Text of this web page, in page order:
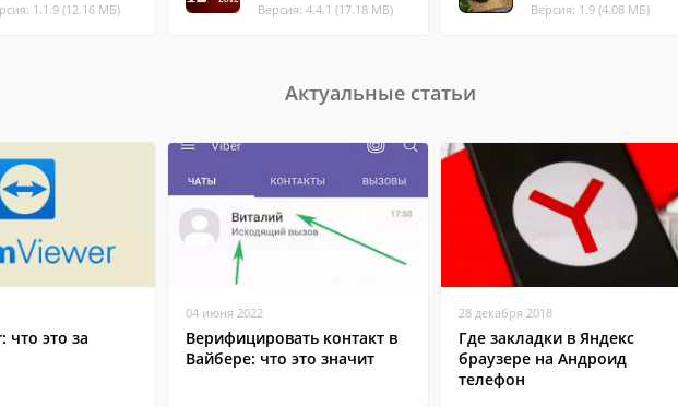
1.1.9 (12.16 МБ) Версия: 4.4.1 (17.18 МБ) Версия: 1.9 (4.08 МБ)
Актуальные статьи
что это за
04 июня 2022
Верифицировать контакт в
Вайбере: что это значит
28 декабря 2018
Где закладки в Яндекс
браузере на Андроид
телефон